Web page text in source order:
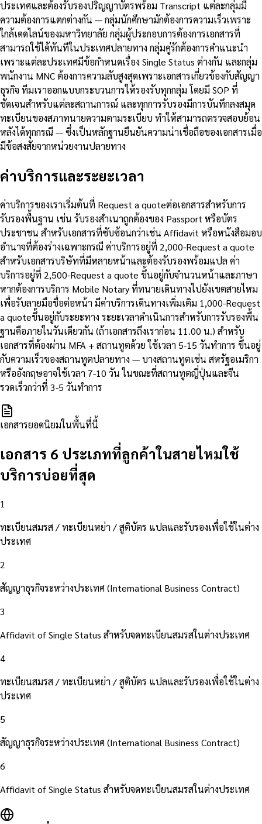
ประเทศและต้องรับรองปริญญาบัตรพร้อม Transcript แต่ละกลุ่มมี
ความต้องการแตกต่างกัน — กลุ่มนักศึกษามักต้องการความเร็วเพราะ
ใกล้เดดไลน์ของมหาวิทยาลัย กลุ่มผู้ประกอบการต้องการเอกสารที่
สามารถใช้ได้ทันทีในประเทศปลายทาง กลุ่มคู่รักต้องการคำแนะนำ
เพราะแต่ละประเทศมีข้อกำหนดเรื่อง Single Status ต่างกัน และกลุ่ม
พนักงาน MNC ต้องการความลับสูงสุดเพราะเอกสารเกี่ยวข้องกับสัญญา
ธุรกิจ ทีมเราออกแบบกระบวนการให้รองรับทุกกลุ่ม โดยมี SOP ที่
ชัดเจนสำหรับแต่ละสถานการณ์ และทุกการรับรองมีการบันทึกลงสมุด
ทะเบียนของสภาทนายความตามระเบียบ ทำให้สามารถตรวจสอบย้อน
หลังได้ทุกกรณี — ซึ่งเป็นหลักฐานยืนยันความน่าเชื่อถือของเอกสารเมื่อ
มีข้อสงสัยจากหน่วยงานปลายทาง
ค่าบริการและระยะเวลา
ค่าบริการของเราเริ่มต้นที่ Request a quoteต่อเอกสารสำหรับการ
รับรองพื้นฐาน เช่น รับรองสำเนาถูกต้องของ Passport หรือบัตร
ประชาชน สำหรับเอกสารที่ซับซ้อนกว่าเช่น Affidavit หรือหนังสือมอบ
อำนาจที่ต้องร่างเฉพาะกรณี ค่าบริการอยู่ที่ 2,000-Request a quote
สำหรับเอกสารบริษัทที่มีหลายหน้าและต้องรับรองพร้อมแปล ค่า
บริการอยู่ที่ 2,500-Request a quote ขึ้นอยู่กับจำนวนหน้าและภาษา
หากต้องการบริการ Mobile Notary ที่ทนายเดินทางไปยังเขตสายไหม
เพื่อรับลายมือชื่อต่อหน้า มีค่าบริการเดินทางเพิ่มเติม 1,000-Request
a quoteขึ้นอยู่กับระยะทาง ระยะเวลาดำเนินการสำหรับการรับรองพื้น
ฐานคือภายในวันเดียวกัน (ถ้าเอกสารถึงเราก่อน 11.00 น.) สำหรับ
เอกสารที่ต้องผ่าน MFA + สถานทูตด้วย ใช้เวลา 5-15 วันทำการ ขึ้นอยู่
กับความเร็วของสถานทูตปลายทาง — บางสถานทูตเช่น สหรัฐอเมริกา
หรืออังกฤษอาจใช้เวลา 7-10 วัน ในขณะที่สถานทูตญี่ปุ่นและจีน
รวดเร็วกว่าที่ 3-5 วันทำการ
เอกสารยอดนิยมในพื้นที่นี้
เอกสาร 6 ประเภทที่ลูกค้าในสายไหมใช้
บริการบ่อยที่สุด
1
ทะเบียนสมรส / ทะเบียนหย่า / สูติบัตร แปลและรับรองเพื่อใช้ในต่าง
ประเทศ
2
สัญญาธุรกิจระหว่างประเทศ (International Business Contract)
3
Affidavit of Single Status สำหรับจดทะเบียนสมรสในต่างประเทศ
4
ทะเบียนสมรส / ทะเบียนหย่า / สูติบัตร แปลและรับรองเพื่อใช้ในต่าง
ประเทศ
5
สัญญาธุรกิจระหว่างประเทศ (International Business Contract)
6
Affidavit of Single Status สำหรับจดทะเบียนสมรสในต่างประเทศ